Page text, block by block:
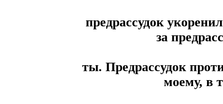
предрассудок
за
ты. Предрассудок
моему, в